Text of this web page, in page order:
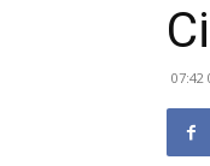
07:42